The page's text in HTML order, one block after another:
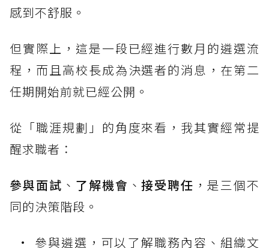
感到不舒服。
但實際上，這是一段已經進行數月的遴選流
程，而且高校長成為決選者的消息，在第二
任期開始前就已經公開。
從「職涯規劃」的角度來看，我其實經常提
醒求職者：
參與面試 、 了解機會 、接受聘任 ，是三個不
同的決策階段。
參與遴選，可以了解職務內容、組織文